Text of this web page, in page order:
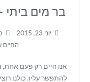
בר מים ביתי
יוני 23, 2015
החיים
אנו חיים רק פעם אחת,
להתפשר עליו. כולנו